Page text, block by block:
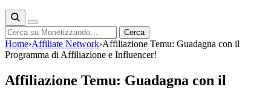
Cerca Cerca
Home›Affiliate Network›Affiliazione Temu: Guadagna con il
Programma di Affiliazione e Influencer!
Affiliazione Temu: Guadagna con il